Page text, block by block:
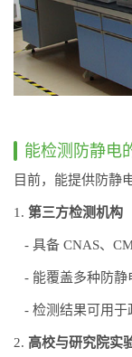
能检测防静电
目前，能提供防静
1. 第三方检测机构
- 具备 CNAS、
- 能覆盖多种防静
- 检测结果可用于
2. 高校与研究院实